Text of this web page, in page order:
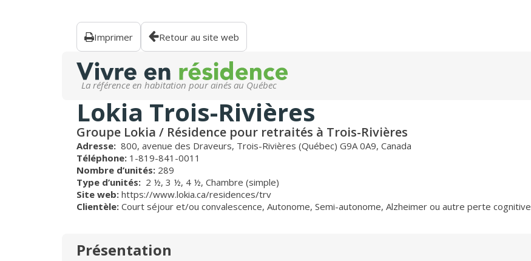
Imprimer Retour au site web
La référence en habitation pour ainés au Québec
Lokia Trois-Rivières
Groupe Lokia / Résidence pour retraités à Trois-Rivières
Adresse: 800, avenue des Draveurs, Trois-Rivières (Québec) G9A 0A9, Canada
Téléphone: 1-819-841-0011
Nombre d’unités: 289
Type d’unités: 2 ½, 3 ½, 4 ½, Chambre (simple)
Site web: https://www.lokia.ca/residences/trv
Clientèle: Court séjour et/ou convalescence, Autonome, Semi-autonome, Alzheimer ou autre perte cognitive
Présentation